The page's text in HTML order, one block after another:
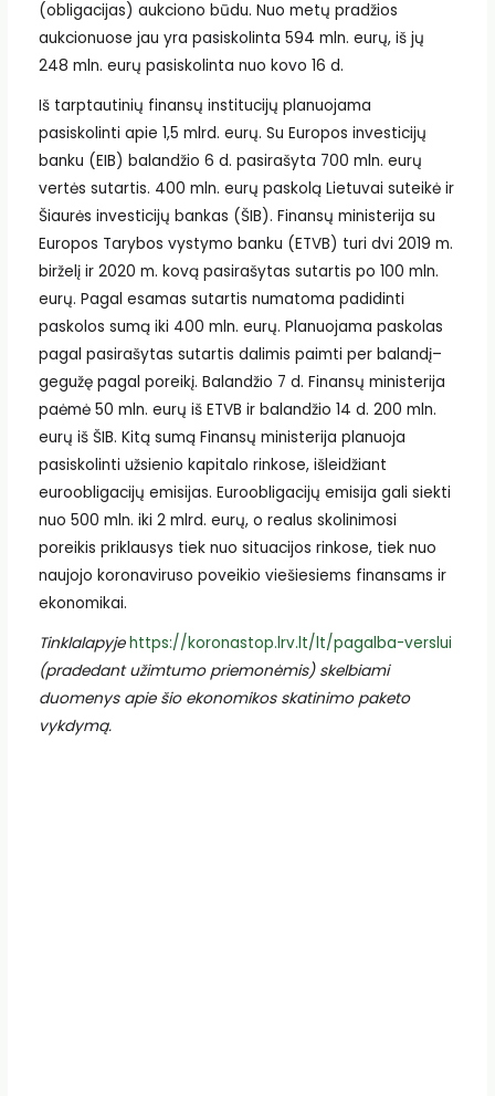
(obligacijas) aukciono būdu. Nuo metų pradžios
aukcionuose jau yra pasiskolinta 594 mln. eurų, iš jų
248 mln. eurų pasiskolinta nuo kovo 16 d.
Iš tarptautinių finansų institucijų planuojama
pasiskolinti apie 1,5 mlrd. eurų. Su Europos investicijų
banku (EIB) balandžio 6 d. pasirašyta 700 mln. eurų
vertės sutartis. 400 mln. eurų paskolą Lietuvai suteikė ir
Šiaurės investicijų bankas (ŠIB). Finansų ministerija su
Europos Tarybos vystymo banku (ETVB) turi dvi 2019 m.
birželį ir 2020 m. kovą pasirašytas sutartis po 100 mln.
eurų. Pagal esamas sutartis numatoma padidinti
paskolos sumą iki 400 mln. eurų. Planuojama paskolas
pagal pasirašytas sutartis dalimis paimti per balandį–
gegužę pagal poreikį. Balandžio 7 d. Finansų ministerija
paėmė 50 mln. eurų iš ETVB ir balandžio 14 d. 200 mln.
eurų iš ŠIB. Kitą sumą Finansų ministerija planuoja
pasiskolinti užsienio kapitalo rinkose, išleidžiant
euroobligacijų emisijas. Euroobligacijų emisija gali siekti
nuo 500 mln. iki 2 mlrd. eurų, o realus skolinimosi
poreikis priklausys tiek nuo situacijos rinkose, tiek nuo
naujojo koronaviruso poveikio viešiesiems finansams ir
ekonomikai.
Tinklalapyje https://koronastop.lrv.lt/lt/pagalba-verslui
(pradedant užimtumo priemonėmis) skelbiami
duomenys apie šio ekonomikos skatinimo paketo
vykdymą.